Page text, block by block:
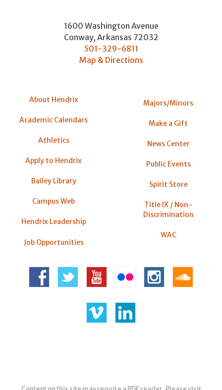
1600 Washington Avenue
Conway, Arkansas 72032
501-329-6811
Map & Directions
About Hendrix
Academic Calendars
Athletics
Apply to Hendrix
Bailey Library
Campus Web
Hendrix Leadership
Job Opportunities
Majors/Minors
Make a Gift
News Center
Public Events
Spirit Store
Title IX / Non-
Discrimination
WAC